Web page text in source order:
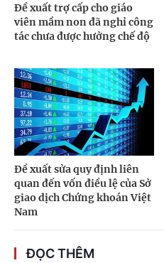
Đề xuất trợ cấp cho giáo
viên mầm non đã nghỉ công
tác chưa được hưởng chế độ
Đề xuất sửa quy định liên
quan đến vốn điều lệ của Sở
giao dịch Chứng khoán Việt
Nam
ĐỌC THÊM